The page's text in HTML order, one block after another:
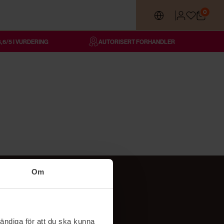
Om
för att du ska kunna
0
5 I VURDERING AUTORISERT FORHANDLER
Følg oss